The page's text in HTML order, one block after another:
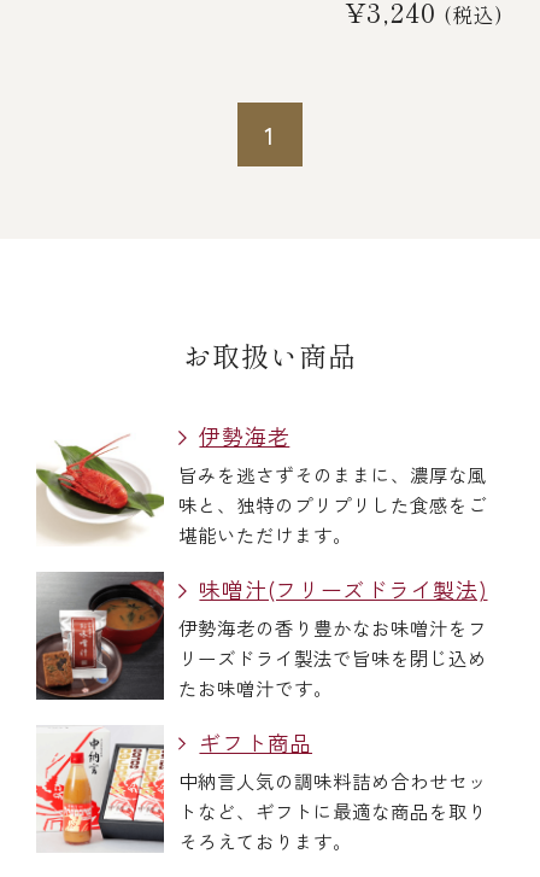
¥3,240 (税込)
1
お取扱い商品
伊勢海老
旨みを逃さずそのままに、濃厚な風
味と、独特のプリプリした食感をご
堪能いただけます。
味噌汁(フリーズドライ製法)
伊勢海老の香り豊かなお味噌汁をフ
リーズドライ製法で旨味を閉じ込め
たお味噌汁です。
ギフト商品
中納言人気の調味料詰め合わせセッ
トなど、ギフトに最適な商品を取り
そろえております。